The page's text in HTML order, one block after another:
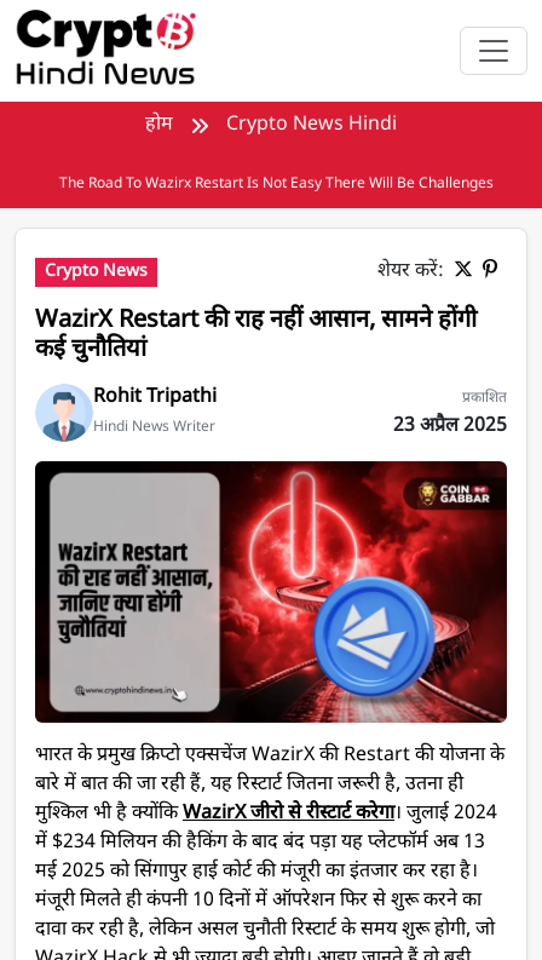
मुख्य सामग्री पर जाएँ
होम Crypto News Hindi
The Road To Wazirx Restart Is Not Easy There Will Be Challenges
Crypto News शेयर करें:
WazirX Restart की राह नहीं आसान, सामने होंगी
कई चुनौतियां
Rohit Tripathi
Hindi News Writer
प्रकाशित
23 अप्रैल 2025
WazirX Restart की राह नहीं आसान, सामने होंगी कई चुनौतियां
भारत के प्रमुख क्रिप्टो एक्सचेंज WazirX की Restart की योजना के
बारे में बात की जा रही हैं, यह रिस्टार्ट जितना जरूरी है, उतना ही
मुश्किल भी है क्योंकिWazirX जीरो से रीस्टार्ट करेगा। जुलाई 2024
में $234 मिलियन की हैकिंग के बाद बंद पड़ा यह प्लेटफॉर्म अब 13
मई 2025 को सिंगापुर हाई कोर्ट की मंजूरी का इंतजार कर रहा है।
मंजूरी मिलते ही कंपनी 10 दिनों में ऑपरेशन फिर से शुरू करने का
दावा कर रही है, लेकिन असल चुनौती रिस्टार्ट के समय शुरू होगी, जो